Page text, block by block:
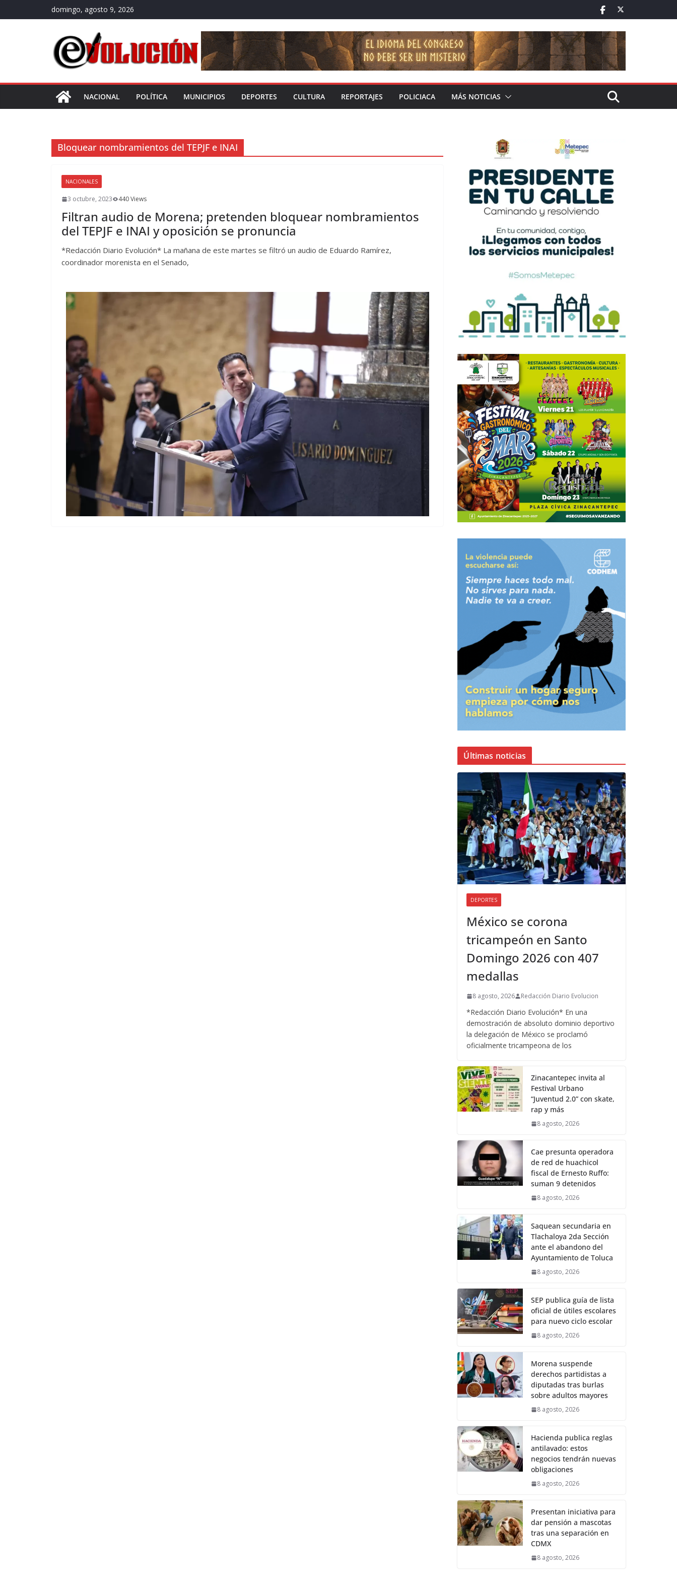
al
domingo, agosto 9, 2026
NACIONAL POLÍTICA MUNICIPIOS DEPORTES CULTURA REPORTAJES POLICIACA MÁS NOTICIAS
Bloquear nombramientos del TEPJF e INAI
NACIONALES
3 octubre, 2023 440 Views
Filtran audio de Morena; pretenden bloquear nombramientos
del TEPJF e INAI y oposición se pronuncia
*Redacción Diario Evolución* La mañana de este martes se filtró un audio de Eduardo Ramírez,
coordinador morenista en el Senado,
Últimas noticias
DEPORTES
México se corona
tricampeón en Santo
Domingo 2026 con 407
medallas
8 agosto, 2026 Redacción Diario Evolucion
*Redacción Diario Evolución* En una
demostración de absoluto dominio deportivo
la delegación de México se proclamó
oficialmente tricampeona de los
Zinacantepec invita al
Festival Urbano
“Juventud 2.0” con skate,
rap y más
8 agosto, 2026
Cae presunta operadora
de red de huachicol
fiscal de Ernesto Ruffo:
suman 9 detenidos
8 agosto, 2026
Saquean secundaria en
Tlachaloya 2da Sección
ante el abandono del
Ayuntamiento de Toluca
8 agosto, 2026
SEP publica guía de lista
oficial de útiles escolares
para nuevo ciclo escolar
8 agosto, 2026
Morena suspende
derechos partidistas a
diputadas tras burlas
sobre adultos mayores
8 agosto, 2026
Hacienda publica reglas
antilavado: estos
negocios tendrán nuevas
obligaciones
8 agosto, 2026
Presentan iniciativa para
dar pensión a mascotas
tras una separación en
CDMX
8 agosto, 2026